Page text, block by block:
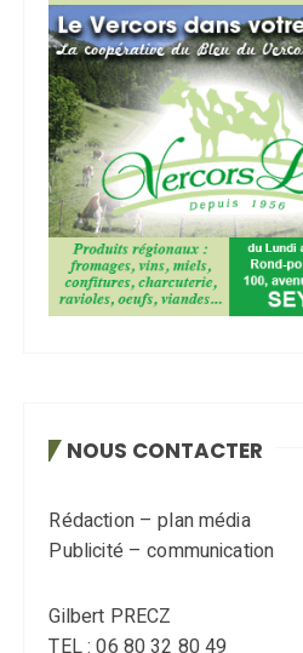
NOUS CONTACTER
Rédaction – plan média
Publicité – communication
Gilbert PRECZ